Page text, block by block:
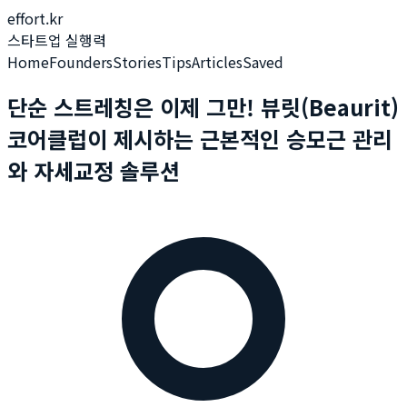
effort.kr
스타트업 실행력
HomeFoundersStoriesTipsArticlesSaved
단순 스트레칭은 이제 그만! 뷰릿(Beaurit)
코어클럽이 제시하는 근본적인 승모근 관리
와 자세교정 솔루션